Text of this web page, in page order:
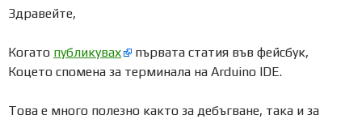
Здравейте,
Когато публикувах
първата статия във фейсбук,
Коцето спомена за терминала на Arduino IDE.
Това е много полезно както за дебъгване, така и за